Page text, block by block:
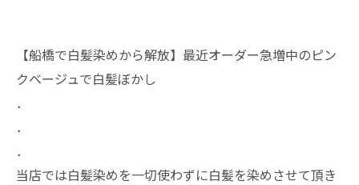
【船橋で白髪染めから解放】最近オーダー急増中のピン
クベージュで白髪ぼかし
．
．
．
当店では白髪染めを一切使わずに白髪を染めさせて頂き